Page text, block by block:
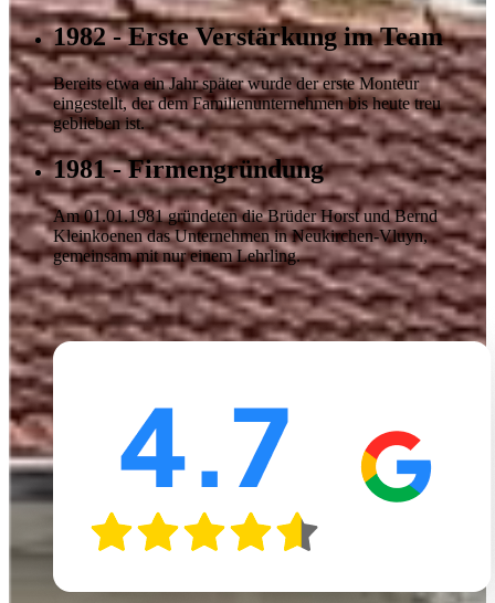
1982 - Erste Verstärkung im Team
Bereits etwa ein Jahr später wurde der erste Monteur
eingestellt, der dem Familienunternehmen bis heute treu
geblieben ist.
1981 - Firmengründung
Am 01.01.1981 gründeten die Brüder Horst und Bernd
Kleinkoenen das Unternehmen in Neukirchen-Vluyn,
gemeinsam mit nur einem Lehrling.